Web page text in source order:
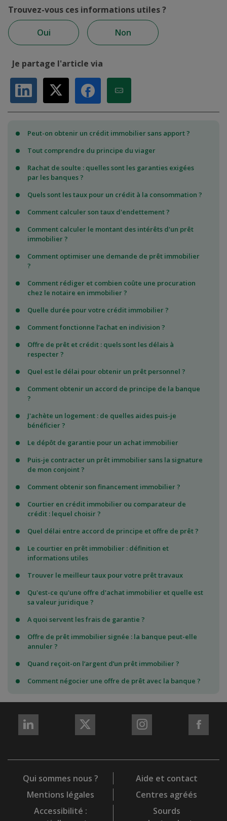
Trouvez-vous ces informations utiles ?
Oui Non
Je partage l'article via
Partager sur LinkedIn
Partager sur XPartager sur Facebook
Partager par Email
Peut-on obtenir un crédit immobilier sans apport ?
Tout comprendre du principe du viager
Rachat de soulte : quelles sont les garanties exigées
par les banques ?
Quels sont les taux pour un crédit à la consommation ?
Comment calculer son taux d'endettement ?
Comment calculer le montant des intérêts d'un prêt
immobilier ?
Comment optimiser une demande de prêt immobilier
?
Comment rédiger et combien coûte une procuration
chez le notaire en immobilier ?
Quelle durée pour votre crédit immobilier ?
Comment fonctionne l’achat en indivision ?
Offre de prêt et crédit : quels sont les délais à
respecter ?
Quel est le délai pour obtenir un prêt personnel ?
Comment obtenir un accord de principe de la banque
?
J'achète un logement : de quelles aides puis-je
bénéficier ?
Le dépôt de garantie pour un achat immobilier
Puis-je contracter un prêt immobilier sans la signature
de mon conjoint ?
Comment obtenir son financement immobilier ?
Courtier en crédit immobilier ou comparateur de
crédit : lequel choisir ?
Quel délai entre accord de principe et offre de prêt ?
Le courtier en prêt immobilier : définition et
informations utiles
Trouver le meilleur taux pour votre prêt travaux
Qu'est-ce qu'une offre d'achat immobilier et quelle est
sa valeur juridique ?
A quoi servent les frais de garantie ?
Offre de prêt immobilier signée : la banque peut-elle
annuler ?
Quand reçoit-on l’argent d’un prêt immobilier ?
Comment négocier une offre de prêt avec la banque ?
REJOIGNEZ-
REJOIGNEZ-
Qui sommes nous ?
Aide et contact
Mentions légales
Centres agréés
Accessibilité :
Sourds